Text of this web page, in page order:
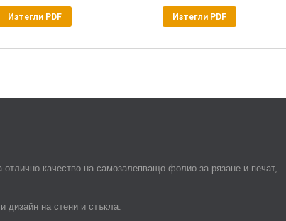
Изтегли PDF Изтегли PDF
качество на самозалепващо фолио за рязане и печат,
дизайн на стени и стъкла.